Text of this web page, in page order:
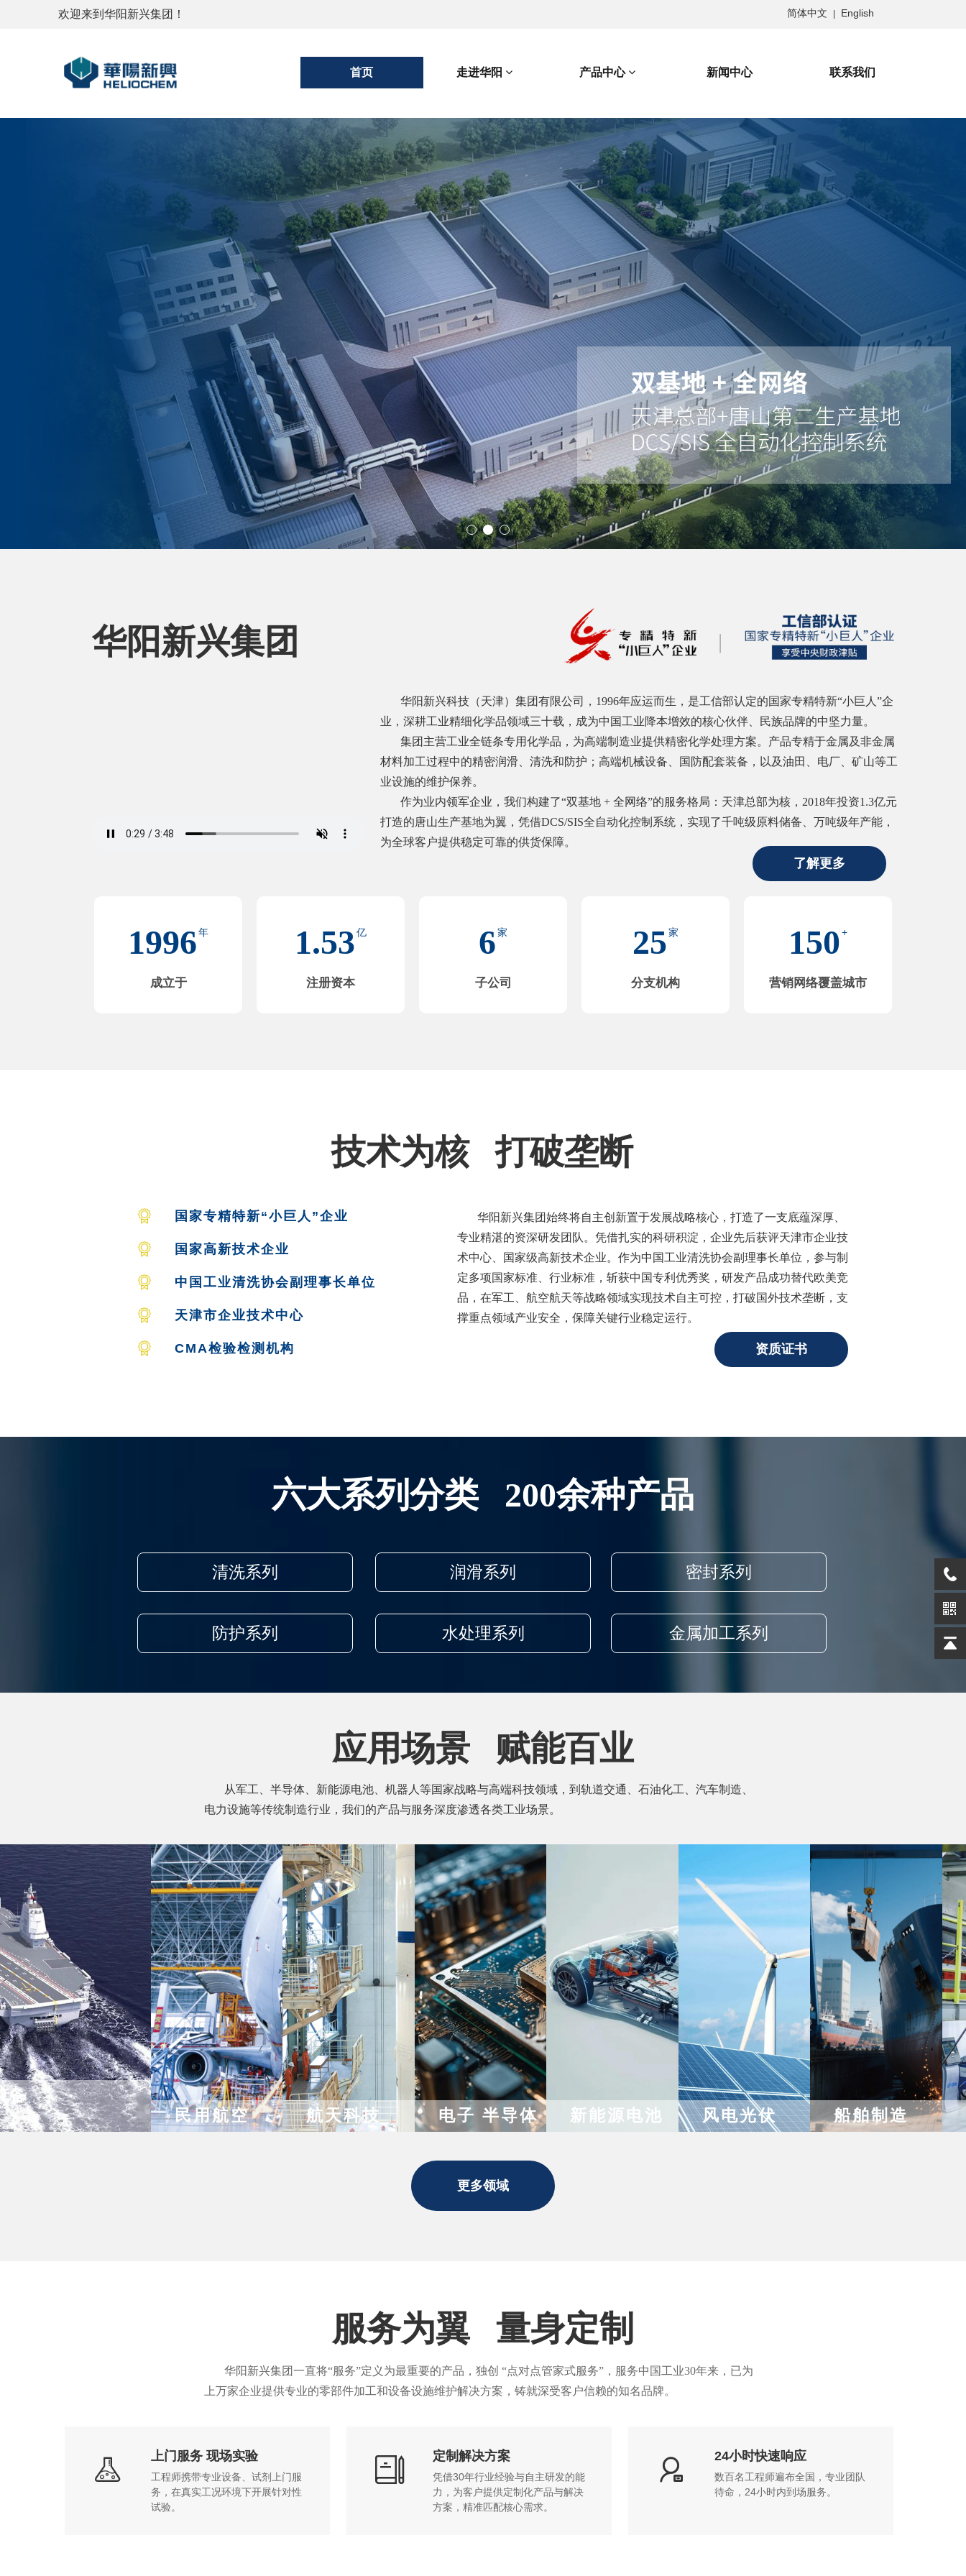
欢迎来到华阳新兴集团！
首页 走进华阳 产品中心 新闻中心 联系我们
简体中文 English
华阳新兴科技（天津）集团有限公司，1996年应运而生，是工信部认定的国家专精特新“小巨人”企
业，深耕工业精细化学品领域三十载，成为中国工业降本增效的核心伙伴、民族品牌的中坚力量。
集团主营工业全链条专用化学品，为高端制造业提供精密化学处理方案。产品专精于金属及非金属
材料加工过程中的精密润滑、清洗和防护；高端机械设备、国防配套装备，以及油田、电厂、矿山等工
业设施的维护保养。
作为业内领军企业，我们构建了“双基地 + 全网络”的服务格局：天津总部为核，2018年投资1.3亿元
打造的唐山生产基地为翼，凭借DCS/SIS全自动化控制系统，实现了千吨级原料储备、万吨级年产能，
为全球客户提供稳定可靠的供货保障。
1996年
成立于
1.53亿
注册资本
6家
子公司
25家
分支机构
150+
营销网络覆盖城市
华阳新兴集团
了解更多
华阳新兴集团始终将自主创新置于发展战略核心，打造了一支底蕴深厚、
专业精湛的资深研发团队。凭借扎实的科研积淀，企业先后获评天津市企业技
术中心、国家级高新技术企业。作为中国工业清洗协会副理事长单位，参与制
定多项国家标准、行业标准，斩获中国专利优秀奖，研发产品成功替代欧美竞
品，在军工、航空航天等战略领域实现技术自主可控，打破国外技术垄断，支
撑重点领域产业安全，保障关键行业稳定运行。
技术为核 打破垄断
国家专精特新“小巨人”企业
国家高新技术企业
中国工业清洗协会副理事长单位
天津市企业技术中心
CMA检验检测机构 资质证书
六大系列分类 200余种产品
清洗系列 润滑系列 密封系列
防护系列 水处理系列 金属加工系列
更多领域
应用场景 赋能百业
从军工、半导体、新能源电池、机器人等国家战略与高端科技领域，到轨道交通、石油化工、汽车制造、
电力设施等传统制造行业，我们的产品与服务深度渗透各类工业场景。
备
民用航空
航天科技 电子 半导体 新能源电池 风电光伏 船舶制造
服务为翼 量身定制
华阳新兴集团一直将“服务”定义为最重要的产品，独创 “点对点管家式服务”，服务中国工业30年来，已为
上万家企业提供专业的零部件加工和设备设施维护解决方案，铸就深受客户信赖的知名品牌。
 上门服务 现场实验
工程师携带专业设备、试剂上门服
务，在真实工况环境下开展针对性
试验。
 定制解决方案
凭借30年行业经验与自主研发的能
力，为客户提供定制化产品与解决
方案，精准匹配核心需求。
 24小时快速响应
数百名工程师遍布全国，专业团队
待命，24小时内到场服务。